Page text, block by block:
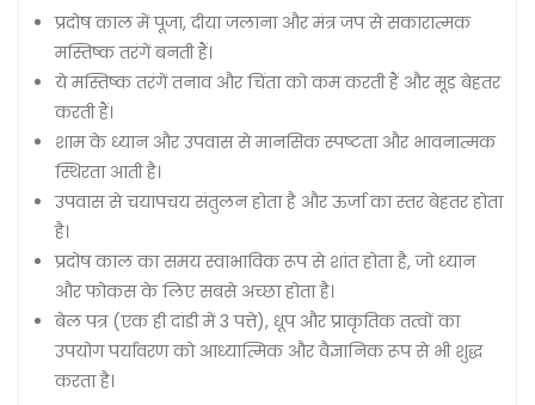
प्रदोष काल में पूजा, दीया जलाना और मंत्र जप से सकारात्मक
मस्तिष्क तरंगें बनती हैं।
ये मस्तिष्क तरंगें तनाव और चिंता को कम करती हैं और मूड बेहतर
करती हैं।
शाम के ध्यान और उपवास से मानसिक स्पष्टता और भावनात्मक
स्थिरता आती है।
उपवास से चयापचय संतुलन होता है और ऊर्जा का स्तर बेहतर होता
है।
प्रदोष काल का समय स्वाभाविक रूप से शांत होता है, जो ध्यान
और फोकस के लिए सबसे अच्छा होता है।
बेल पत्र (एक ही दांडी में 3 पत्ते), धूप और प्राकृतिक तत्वों का
उपयोग पर्यावरण को आध्यात्मिक और वैज्ञानिक रूप से भी शुद्ध
करता है।